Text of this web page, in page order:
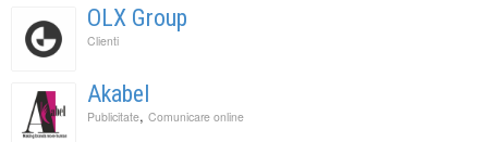
OLX Group
Clienti
Akabel
Publicitate, Comunicare online